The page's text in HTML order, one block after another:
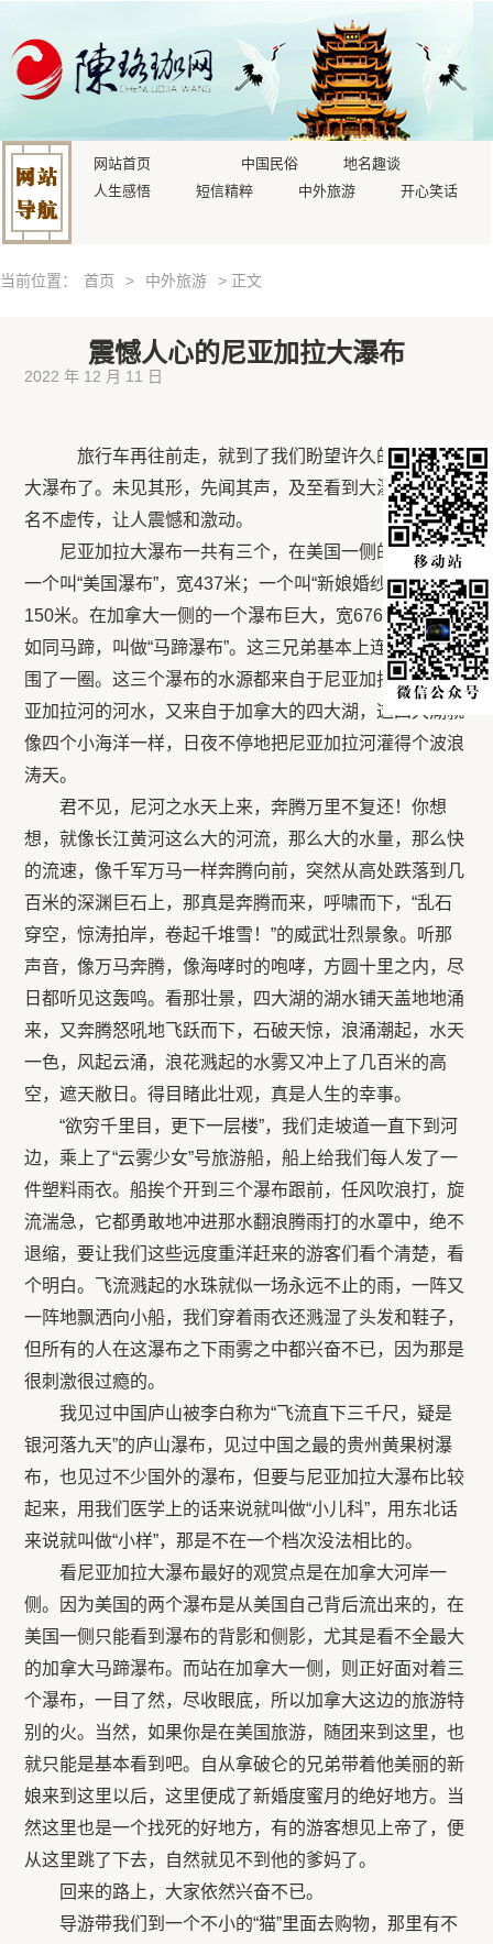
网站首页 中国民俗
地名趣谈
人生感悟
短信精粹 中外旅游 开心笑话
当前位置： 首页 > 中外旅游 > 正文
震憾人心的尼亚加拉大瀑布
2022 年 12 月 11 日
旅行车再往前走，就到了我们盼望许久的尼亚加拉
大瀑布了。未见其形，先闻其声，及至看到大瀑布，果然
名不虚传，让人震憾和激动。
尼亚加拉大瀑布一共有三个，在美国一侧的有两个，
一个叫“美国瀑布”，宽437米；一个叫“新娘婚纱瀑布”，宽
150米。在加拿大一侧的一个瀑布巨大，宽676米，形状
如同马蹄，叫做“马蹄瀑布”。这三兄弟基本上连成一片，
围了一圈。这三个瀑布的水源都来自于尼亚加拉河，而尼
亚加拉河的河水，又来自于加拿大的四大湖，这四大湖就
像四个小海洋一样，日夜不停地把尼亚加拉河灌得个波浪
涛天。
君不见，尼河之水天上来，奔腾万里不复还！你想
想，就像长江黄河这么大的河流，那么大的水量，那么快
的流速，像千军万马一样奔腾向前，突然从高处跌落到几
百米的深渊巨石上，那真是奔腾而来，呼啸而下，“乱石
穿空，惊涛拍岸，卷起千堆雪！”的威武壮烈景象。听那
声音，像万马奔腾，像海哮时的咆哮，方圆十里之内，尽
日都听见这轰鸣。看那壮景，四大湖的湖水铺天盖地地涌
来，又奔腾怒吼地飞跃而下，石破天惊，浪涌潮起，水天
一色，风起云涌，浪花溅起的水雾又冲上了几百米的高
空，遮天敝日。得目睹此壮观，真是人生的幸事。
“欲穷千里目，更下一层楼”，我们走坡道一直下到河
边，乘上了“云雾少女”号旅游船，船上给我们每人发了一
件塑料雨衣。船挨个开到三个瀑布跟前，任风吹浪打，旋
流湍急，它都勇敢地冲进那水翻浪腾雨打的水罩中，绝不
退缩，要让我们这些远度重洋赶来的游客们看个清楚，看
个明白。飞流溅起的水珠就似一场永远不止的雨，一阵又
一阵地飘洒向小船，我们穿着雨衣还溅湿了头发和鞋子，
但所有的人在这瀑布之下雨雾之中都兴奋不已，因为那是
很刺激很过瘾的。
我见过中国庐山被李白称为“飞流直下三千尺，疑是
银河落九天”的庐山瀑布，见过中国之最的贵州黄果树瀑
布，也见过不少国外的瀑布，但要与尼亚加拉大瀑布比较
起来，用我们医学上的话来说就叫做“小儿科”，用东北话
来说就叫做“小样”，那是不在一个档次没法相比的。
看尼亚加拉大瀑布最好的观赏点是在加拿大河岸一
侧。因为美国的两个瀑布是从美国自己背后流出来的，在
美国一侧只能看到瀑布的背影和侧影，尤其是看不全最大
的加拿大马蹄瀑布。而站在加拿大一侧，则正好面对着三
个瀑布，一目了然，尽收眼底，所以加拿大这边的旅游特
别的火。当然，如果你是在美国旅游，随团来到这里，也
就只能是基本看到吧。自从拿破仑的兄弟带着他美丽的新
娘来到这里以后，这里便成了新婚度蜜月的绝好地方。当
然这里也是一个找死的好地方，有的游客想见上帝了，便
从这里跳了下去，自然就见不到他的爹妈了。
回来的路上，大家依然兴奋不已。
导游带我们到一个不小的“猫”里面去购物，那里有不